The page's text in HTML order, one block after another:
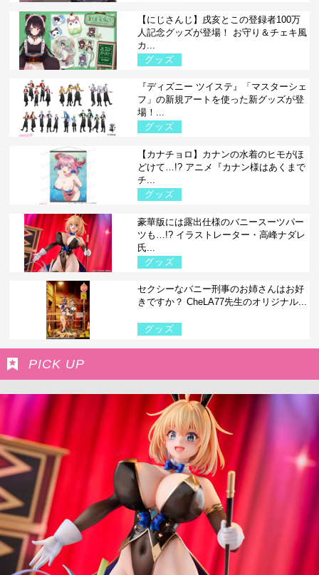
【にじさんじ】戌亥とこの登録者100万
人記念グッズが登場！ お守り＆チェキ風
カ...
グッズ
『ディズニー ツイステ』「マスターシェ
フ」の新規アートを使った新グッズが登
場！...
グッズ
【カナチョロ】カナンの水着のヒモがほ
どけて…!? アニメ『カナン様はあくまで
チ...
グッズ
豪華版には露出仕様のバニースーツパー
ツも…!? イラストレーター・高峰ナダレ
氏...
グッズ
セクシーなバニー刑事のお姉さんはお好
きですか？ CheLA77先生のオリジナル...
グッズ
PICK UP